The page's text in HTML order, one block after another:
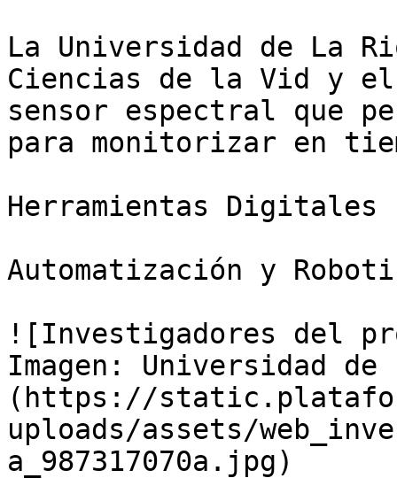
La Universidad de La
Ciencias de la Vid y
sensor espectral que
para monitorizar en
Herramientas Digitales
Automatización y
![Investigadores del
Imagen: Universidad
(https://
uploads/assets/
a_987317070a.jpg)